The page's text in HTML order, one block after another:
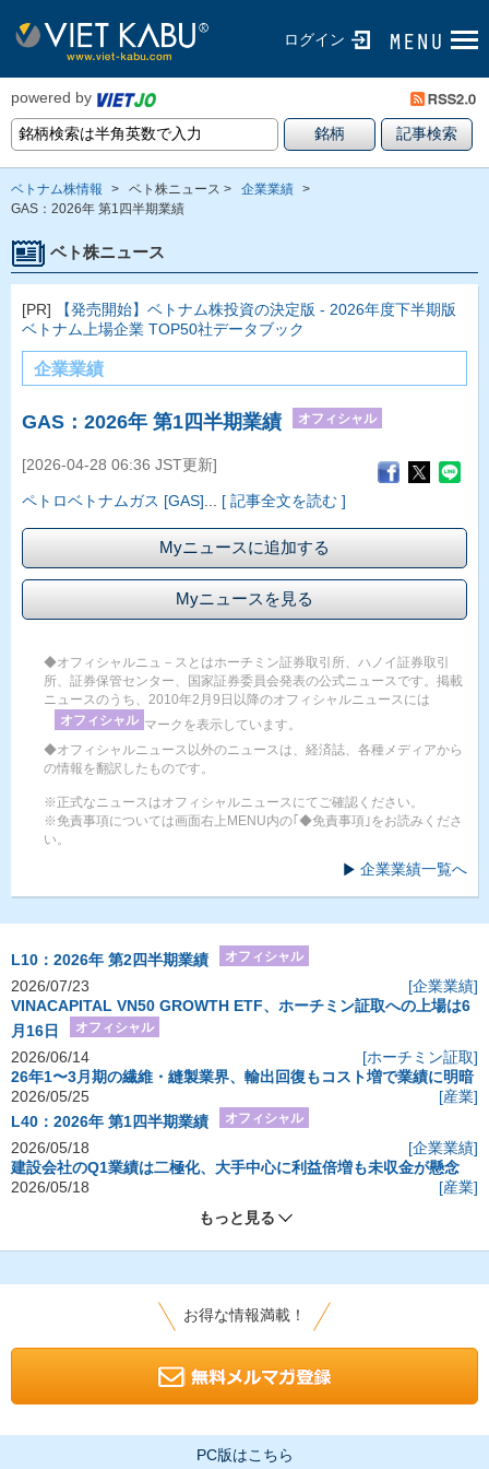
ログイン
powered by
ベトナム株情報 > ベト株ニュース > 企業業績 >
GAS：2026年 第1四半期業績
ベト株ニュース
[PR]
【発売開始】ベトナム株投資の決定版 - 2026年度下半期版
ベトナム上場企業 TOP50社データブック
企業業績
GAS：2026年 第1四半期業績 オフィシャル
[2026-04-28 06:36 JST更新]
ペトロベトナムガス [GAS] [ 記事全文を読む ]
Myニュースに追加する
Myニュースを見る
◆オフィシャルニュ－スとはホーチミン証券取引所、ハノイ証券取引
所、証券保管センター、国家証券委員会発表の公式ニュースです。掲載
ニュースのうち、2010年2月9日以降のオフィシャルニュースには
オフィシャル マークを表示しています。
◆オフィシャルニュース以外のニュースは、経済誌、各種メディアから
の情報を翻訳したものです。
※正式なニュースはオフィシャルニュースにてご確認ください。
※免責事項については画面右上MENU内の｢◆免責事項｣をお読みくださ
い。
企業業績一覧へ
L10：2026年 第2四半期業績 オフィシャル
2026/07/23
[企業業績]
VINACAPITAL VN50 GROWTH ETF、ホーチミン証取への上場は6
月16日
オフィシャル
2026/06/14
[ホーチミン証取]
26年1〜3月期の繊維・縫製業界、輸出回復もコスト増で業績に明暗
2026/05/25
[産業]
L40：2026年 第1四半期業績
オフィシャル
2026/05/18
[企業業績]
建設会社のQ1業績は二極化、大手中心に利益倍増も未収金が懸念
2026/05/18
[産業]
もっと見る
お得な情報満載！
PC版はこちら